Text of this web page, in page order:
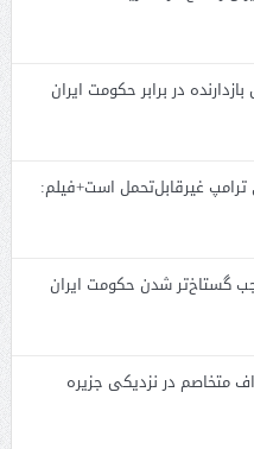
در برابر حکومت ایران
ترامپ غیرقابل‌تحمل است+فیلم:
گستاخ‌تر شدن حکومت ایران
متخاصم در نزدیکی جزیره